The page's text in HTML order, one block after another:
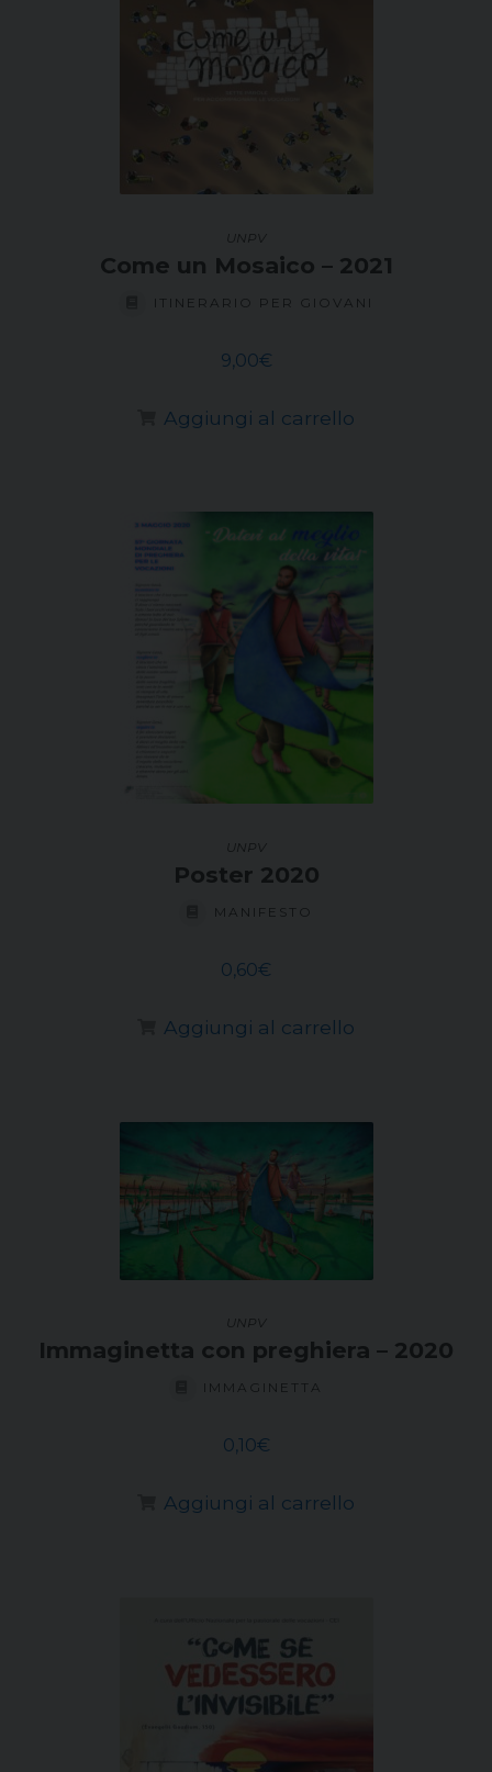
UNPV
Come un Mosaico – 2021
ITINERARIO PER GIOVANI
9,00€
Aggiungi al carrello
UNPV
Poster 2020
MANIFESTO
0,60€
Aggiungi al carrello
UNPV
Immaginetta con preghiera – 2020
IMMAGINETTA
0,10€
Aggiungi al carrello